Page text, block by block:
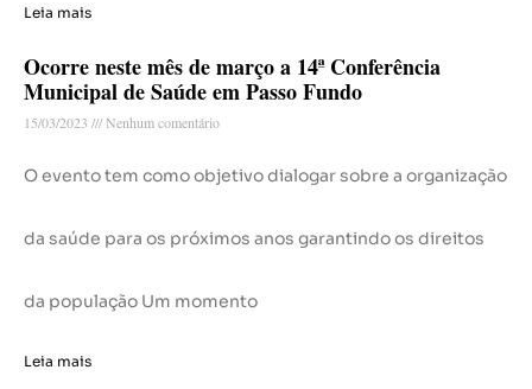
Leia mais
Ocorre neste mês de março a 14ª Conferência
Municipal de Saúde em Passo Fundo
15/03/2023 Nenhum comentário
O evento tem como objetivo dialogar sobre a organização
da saúde para os próximos anos garantindo os direitos
da população Um momento
Leia mais